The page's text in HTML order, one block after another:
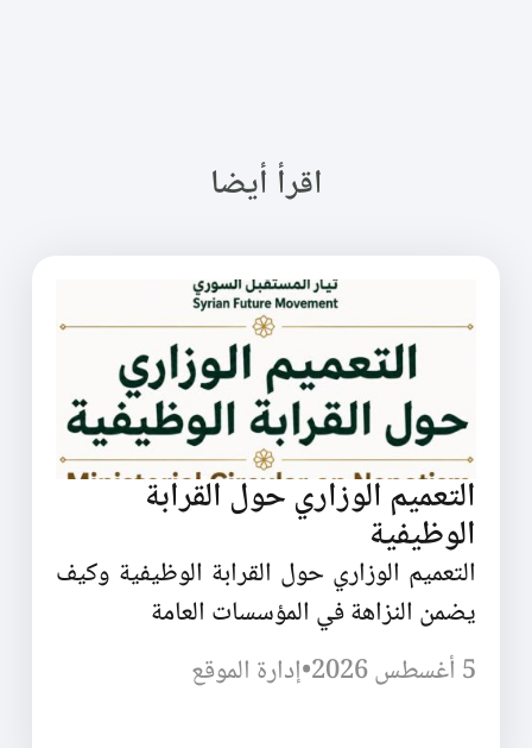
اقرأ أيضا
التعميم الوزاري حول القرابة
الوظيفية
التعميم الوزاري حول القرابة الوظيفية وكيف
يضمن النزاهة في المؤسسات العامة
5 أغسطس 2026
•إدارة الموقع